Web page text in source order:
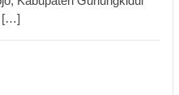
[…]